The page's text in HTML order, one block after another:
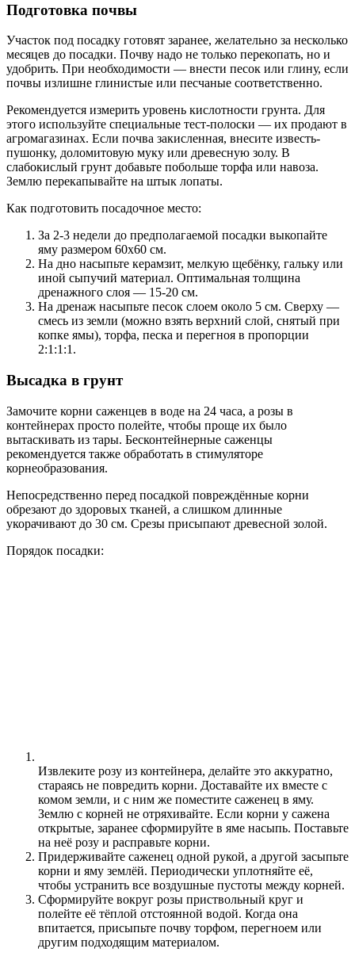
Подготовка почвы
Участок под посадку готовят заранее, желательно за несколько
месяцев до посадки. Почву надо не только перекопать, но и
удобрить. При необходимости — внести песок или глину, если
почвы излишне глинистые или песчаные соответственно.
Рекомендуется измерить уровень кислотности грунта. Для
этого используйте специальные тест-полоски — их продают в
агромагазинах. Если почва закисленная, внесите известь-
пушонку, доломитовую муку или древесную золу. В
слабокислый грунт добавьте побольше торфа или навоза.
Землю перекапывайте на штык лопаты.
Как подготовить посадочное место:
За 2-3 недели до предполагаемой посадки выкопайте
яму размером 60х60 см.
На дно насыпьте керамзит, мелкую щебёнку, гальку или
иной сыпучий материал. Оптимальная толщина
дренажного слоя — 15-20 см.
На дренаж насыпьте песок слоем около 5 см. Сверху —
смесь из земли (можно взять верхний слой, снятый при
копке ямы), торфа, песка и перегноя в пропорции
2:1:1:1.
Высадка в грунт
Замочите корни саженцев в воде на 24 часа, а розы в
контейнерах просто полейте, чтобы проще их было
вытаскивать из тары. Бесконтейнерные саженцы
рекомендуется также обработать в стимуляторе
корнеобразования.
Непосредственно перед посадкой повреждённые корни
обрезают до здоровых тканей, а слишком длинные
укорачивают до 30 см. Срезы присыпают древесной золой.
Порядок посадки:
Извлеките розу из контейнера, делайте это аккуратно,
стараясь не повредить корни. Доставайте их вместе с
комом земли, и с ним же поместите саженец в яму.
Землю с корней не отряхивайте. Если корни у сажена
открытые, заранее сформируйте в яме насыпь. Поставьте
на неё розу и расправьте корни.
Придерживайте саженец одной рукой, а другой засыпьте
корни и яму землёй. Периодически уплотняйте её,
чтобы устранить все воздушные пустоты между корней.
Сформируйте вокруг розы приствольный круг и
полейте её тёплой отстоянной водой. Когда она
впитается, присыпьте почву торфом, перегноем или
другим подходящим материалом.